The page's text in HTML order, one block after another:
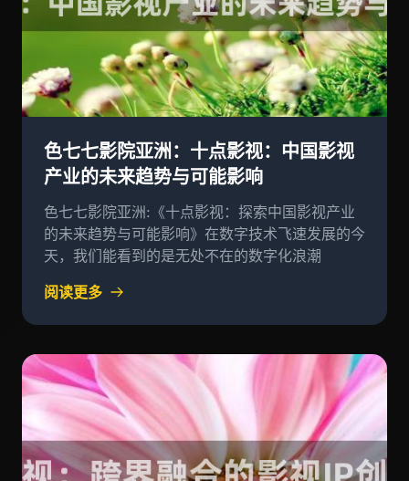
色七七影院亚洲：十点影视：中国影视
产业的未来趋势与可能影响
色七七影院亚洲:《十点影视：探索中国影视产业
的未来趋势与可能影响》在数字技术飞速发展的今
天，我们能看到的是无处不在的数字化浪潮
阅读更多